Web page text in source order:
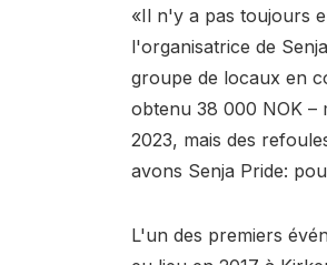
«Il n'y a pas toujours
l'organisatrice de
groupe de locaux en
obtenu 38 000 NOK –
2023, mais des
avons Senja Pride:
L'un des premiers